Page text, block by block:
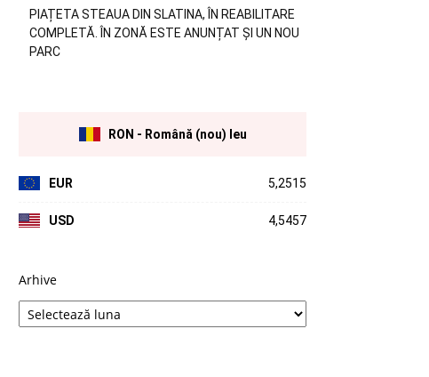
PIAȚETA STEAUA DIN SLATINA, ÎN REABILITARE
COMPLETĂ. ÎN ZONĂ ESTE ANUNȚAT ȘI UN NOU
PARC
RON - Română (nou) leu
EUR 5,2515
USD 4,5457
Arhive